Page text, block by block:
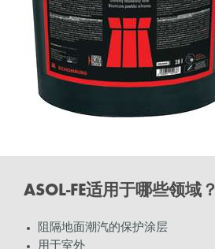
ASOL-FE适用于哪些领域？
阻隔地面潮汽的保护涂层
用于室外